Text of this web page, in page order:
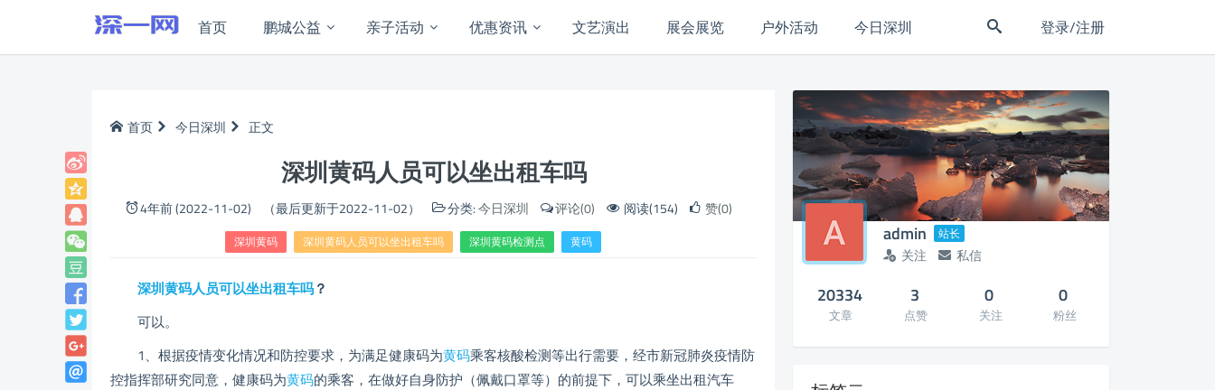
首页 鹏城公益 亲子活动 优惠资讯 文艺演出 展会展览 户外活动 今日深圳 登录/注册
首页 今日深圳 正文
深圳黄码人员可以坐出租车吗
4年前 (2022-11-02) （最后更新于2022-11-02） 分类:今日深圳 评论(0) 阅读(154) 赞(0)
深圳黄码 深圳黄码人员可以坐出租车吗 深圳黄码检测点 黄码
深圳黄码人员可以坐出租车吗？
可以。
1、根据疫情变化情况和防控要求，为满足健康码为黄码乘客核酸检测等出行需要，经市新冠肺炎疫情防
控指挥部研究同意，健康码为黄码的乘客，在做好自身防护（佩戴口罩等）的前提下，可以乘坐出租汽车
admin 站长
关注 私信
20334
文章
3
点赞
0
关注
0
粉丝